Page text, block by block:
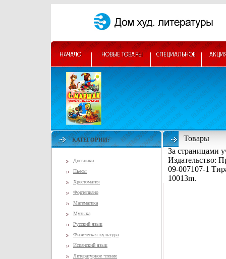
КАТЕГОРИИ:
Дневники
Пьесы
Хрестоматия
Фортепиано
Математика
Музыка
Русский язык
Физическая культура
Испанский язык
Литературное чтение
Товары
За страницами
Издательство:
09-007107-1
10013m.